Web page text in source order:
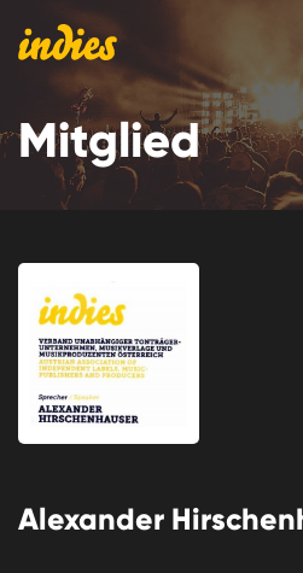
Mitglied
Alexander